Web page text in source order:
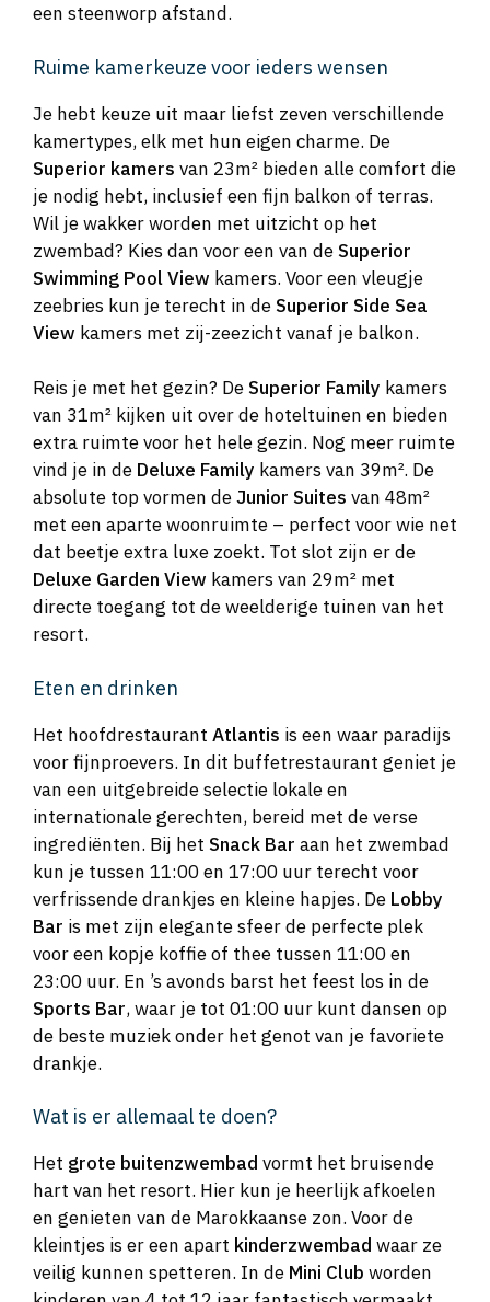
een steenworp afstand.
Ruime kamerkeuze voor ieders wensen
Je hebt keuze uit maar liefst zeven verschillende
kamertypes, elk met hun eigen charme. De
Superior kamers van 23m² bieden alle comfort die
je nodig hebt, inclusief een fijn balkon of terras.
Wil je wakker worden met uitzicht op het
zwembad? Kies dan voor een van deSuperior
Swimming Pool View kamers. Voor een vleugje
zeebries kun je terecht in deSuperior Side Sea
View kamers met zij-zeezicht vanaf je balkon.
Reis je met het gezin? DeSuperior Family kamers
van 31m² kijken uit over de hoteltuinen en bieden
extra ruimte voor het hele gezin. Nog meer ruimte
vind je in de Deluxe Family kamers van 39m². De
absolute top vormen deJunior Suites van 48m²
met een aparte woonruimte – perfect voor wie net
dat beetje extra luxe zoekt. Tot slot zijn er de
Deluxe Garden View kamers van 29m² met
directe toegang tot de weelderige tuinen van het
resort.
Eten en drinken
Het hoofdrestaurant Atlantis is een waar paradijs
voor fijnproevers. In dit buffetrestaurant geniet je
van een uitgebreide selectie lokale en
internationale gerechten, bereid met de verse
ingrediënten. Bij het Snack Bar aan het zwembad
kun je tussen 11:00 en 17:00 uur terecht voor
verfrissende drankjes en kleine hapjes. De Lobby
Bar is met zijn elegante sfeer de perfecte plek
voor een kopje koffie of thee tussen 11:00 en
23:00 uur. En ’s avonds barst het feest los in de
Sports Bar, waar je tot 01:00 uur kunt dansen op
de beste muziek onder het genot van je favoriete
drankje.
Wat is er allemaal te doen?
Het grote buitenzwembad vormt het bruisende
hart van het resort. Hier kun je heerlijk afkoelen
en genieten van de Marokkaanse zon. Voor de
kleintjes is er een apart kinderzwembad waar ze
veilig kunnen spetteren. In de Mini Club worden